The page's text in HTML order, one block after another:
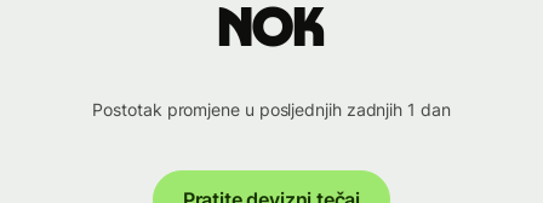
NOK
Postotak promjene u posljednjih zadnjih 1 dan